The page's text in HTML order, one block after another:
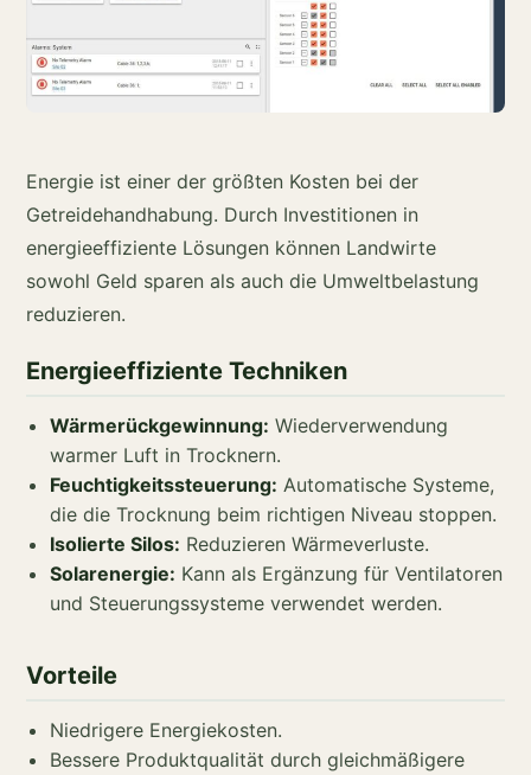
Energie ist einer der größten Kosten bei der
Getreidehandhabung. Durch Investitionen in
energieeffiziente Lösungen können Landwirte
sowohl Geld sparen als auch die Umweltbelastung
reduzieren.
Energieeffiziente Techniken
Wärmerückgewinnung: Wiederverwendung
warmer Luft in Trocknern.
Feuchtigkeitssteuerung: Automatische Systeme,
die die Trocknung beim richtigen Niveau stoppen.
Isolierte Silos: Reduzieren Wärmeverluste.
Solarenergie: Kann als Ergänzung für Ventilatoren
und Steuerungssysteme verwendet werden.
Vorteile
Niedrigere Energiekosten.
Bessere Produktqualität durch gleichmäßigere